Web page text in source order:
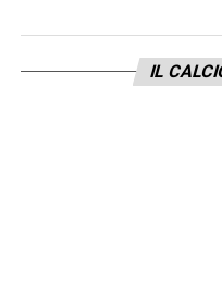
1,26 – Spagna –
IL